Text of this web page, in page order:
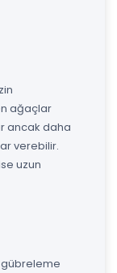
ağaçlar
ancak daha
verebilir.
uzun
gübreleme